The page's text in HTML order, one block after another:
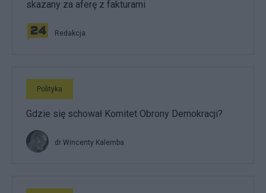
skazany za aferę z fakturami
Redakcja
Polityka
Gdzie się schował Komitet Obrony Demokracji?
dr Wincenty Kalemba